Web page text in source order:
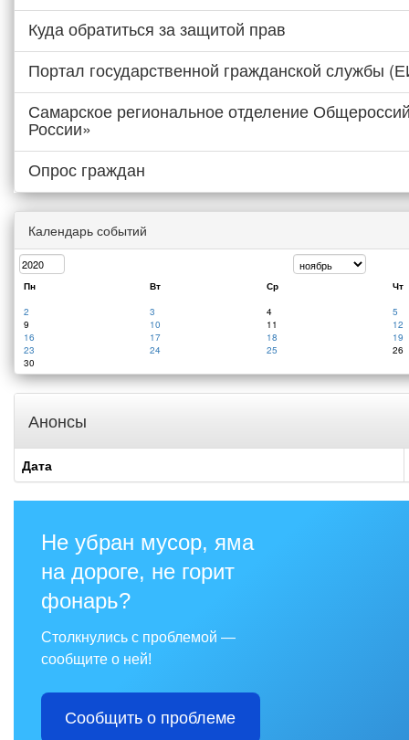
Куда обратиться за защитой прав
Портал государственной гражданской службы
Самарское региональное отделение
России»
Опрос граждан
Календарь событий
Пн Вт Ср
Чт
2
3 4
5
9
10 11
12
16
17 18
19
23
24 25
26
30
Анонсы
Дата
Не убран мусор, яма
на дороге, не горит
фонарь?
Столкнулись с проблемой —
сообщите о ней!
Сообщить о проблеме